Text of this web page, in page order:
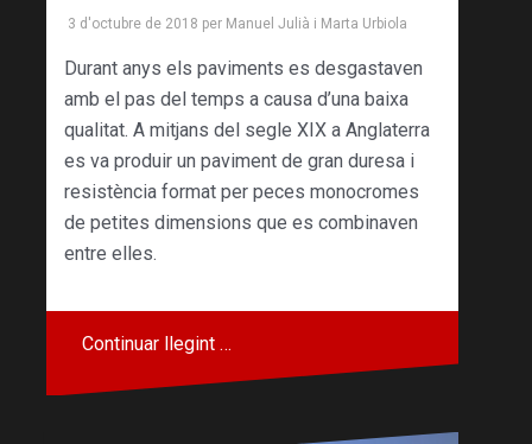
3 d'octubre de 2018 per Manuel Julià i Marta Urbiola
Durant anys els paviments es desgastaven
amb el pas del temps a causa d’una baixa
qualitat. A mitjans del segle XIX a Anglaterra
es va produir un paviment de gran duresa i
resistència format per peces monocromes
de petites dimensions que es combinaven
entre elles.
Continuar llegint …